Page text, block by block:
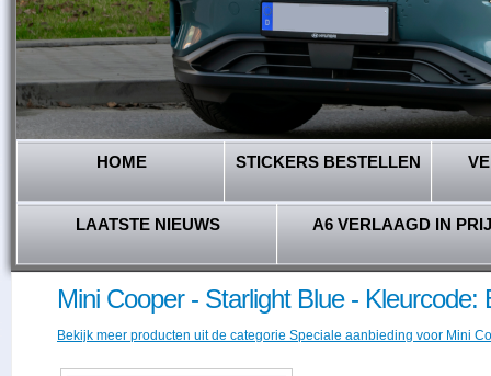
HOME STICKERS BESTELLEN
LAATSTE NIEUWS A6 VERLAAGD IN
Mini Cooper - Starlight Blue - Kleurcode:
Bekijk meer producten uit de categorie Speciale aanbieding voor Mini